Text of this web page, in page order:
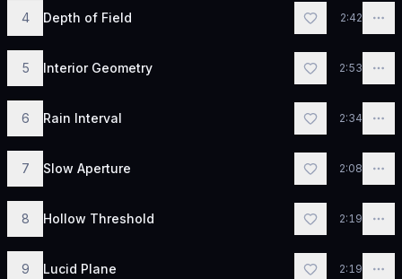
4 Depth of Field 2:42
5 Interior Geometry 2:53
6 Rain Interval 2:34
7 Slow Aperture 2:08
8 Hollow Threshold 2:19
9 Lucid Plane 2:19